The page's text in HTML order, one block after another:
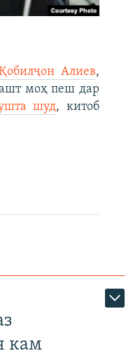
Алиев,
моҳ пеш дар
шуд, китоб
кам